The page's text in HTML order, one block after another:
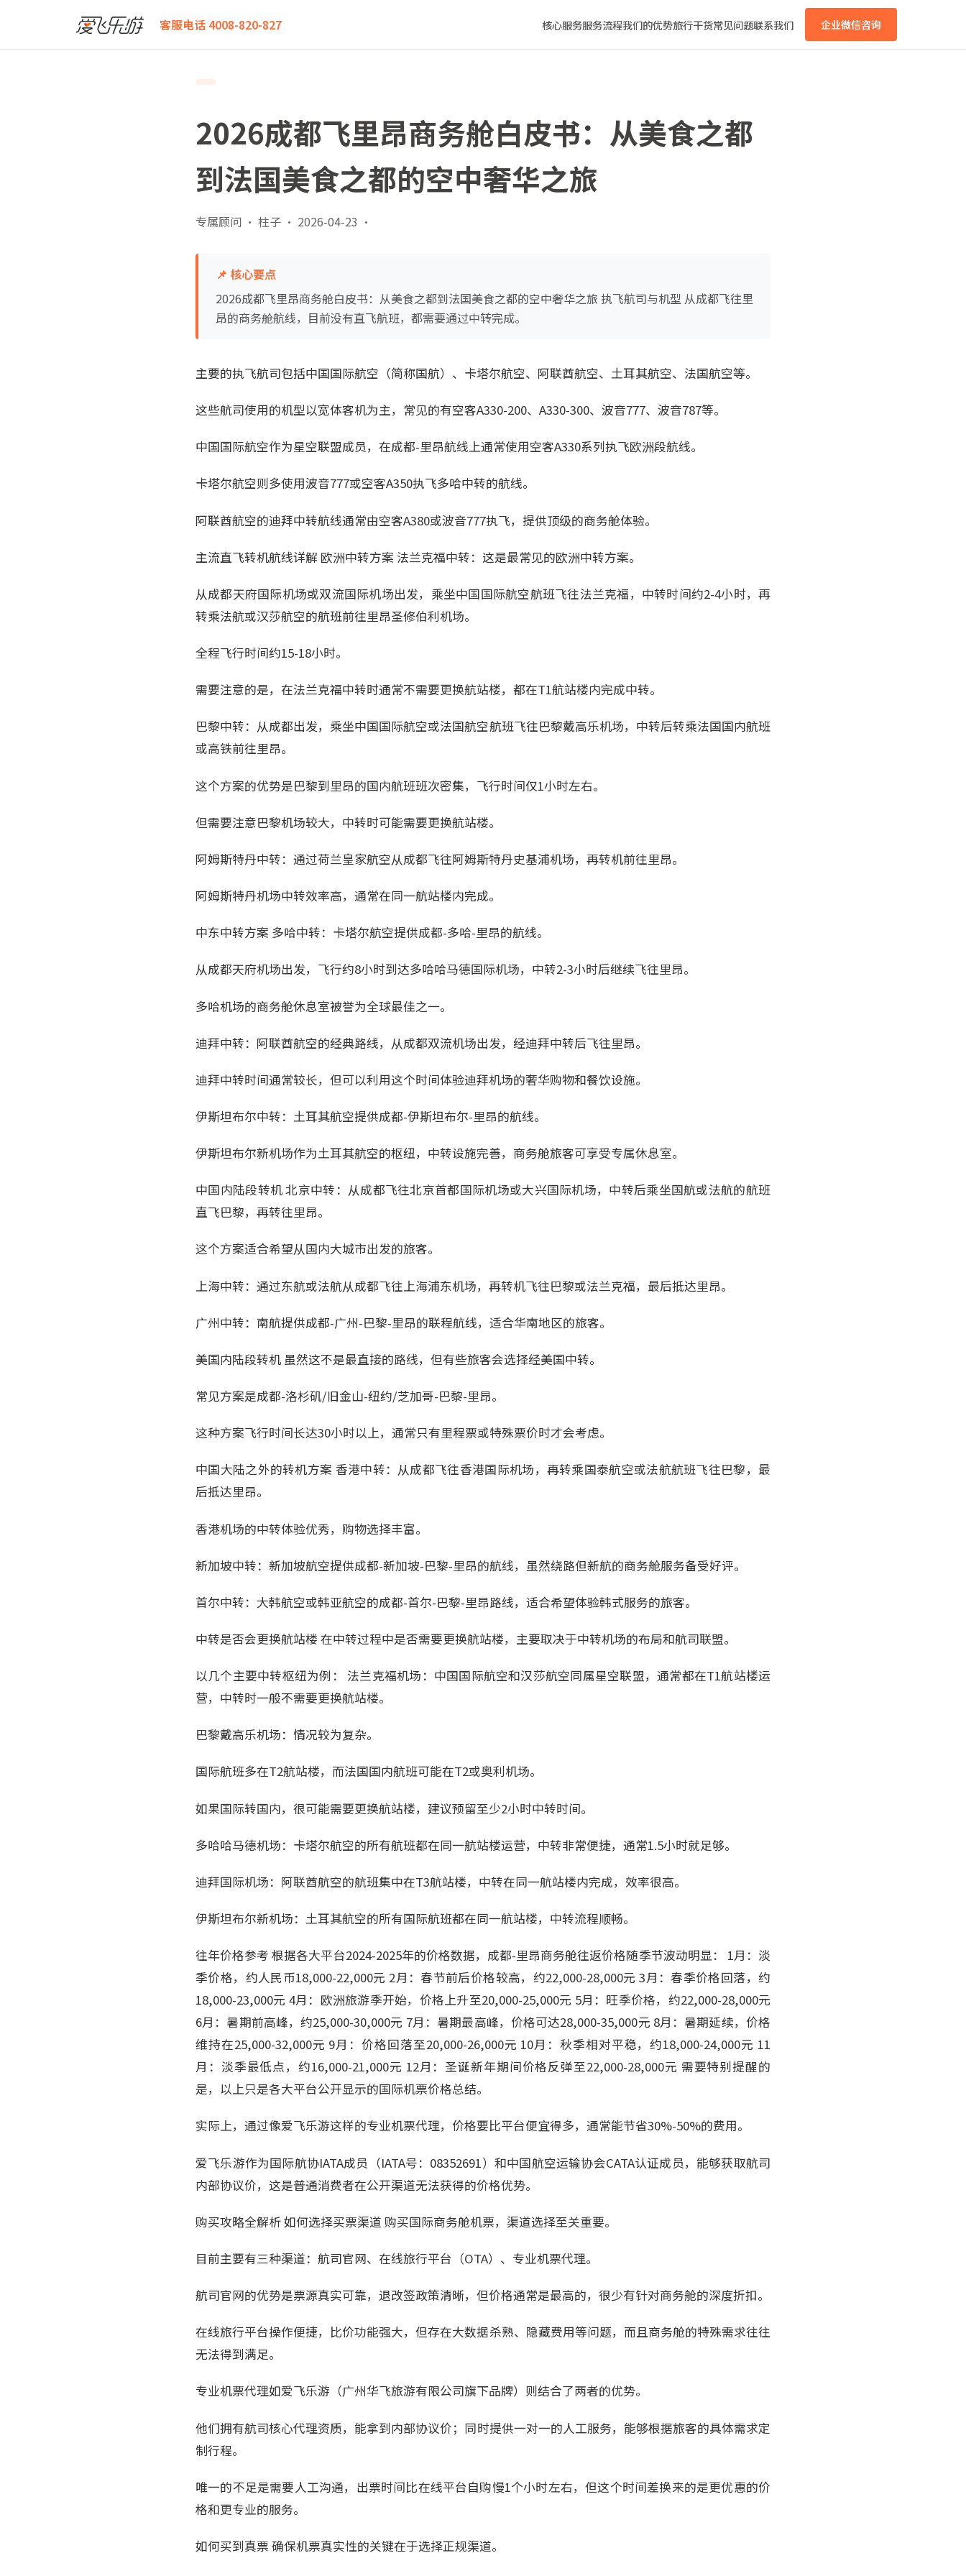
客服电话 4008-820-827 核心服务服务流程我们的优势旅行干货常见问题联系我们 企业微信咨询
爱飞乐游 2026成都飞里昂商务舱白皮书：从美食之都到法国美食之都的空中奢华之旅
2026成都飞里昂商务舱白皮书：从美食之都
到法国美食之都的空中奢华之旅
专属顾问 · 柱子 · 2026-04-23 ·
📌 核心要点
2026成都飞里昂商务舱白皮书：从美食之都到法国美食之都的空中奢华之旅 执飞航司与机型 从成都飞往里
昂的商务舱航线，目前没有直飞航班，都需要通过中转完成。
主要的执飞航司包括中国国际航空（简称国航）、卡塔尔航空、阿联酋航空、土耳其航空、法国航空等。
这些航司使用的机型以宽体客机为主，常见的有空客A330-200、A330-300、波音777、波音787等。
中国国际航空作为星空联盟成员，在成都-里昂航线上通常使用空客A330系列执飞欧洲段航线。
卡塔尔航空则多使用波音777或空客A350执飞多哈中转的航线。
阿联酋航空的迪拜中转航线通常由空客A380或波音777执飞，提供顶级的商务舱体验。
主流直飞转机航线详解 欧洲中转方案 法兰克福中转：这是最常见的欧洲中转方案。
从成都天府国际机场或双流国际机场出发，乘坐中国国际航空航班飞往法兰克福，中转时间约2-4小时，再
转乘法航或汉莎航空的航班前往里昂圣修伯利机场。
全程飞行时间约15-18小时。
需要注意的是，在法兰克福中转时通常不需要更换航站楼，都在T1航站楼内完成中转。
巴黎中转：从成都出发，乘坐中国国际航空或法国航空航班飞往巴黎戴高乐机场，中转后转乘法国国内航班
或高铁前往里昂。
这个方案的优势是巴黎到里昂的国内航班班次密集，飞行时间仅1小时左右。
但需要注意巴黎机场较大，中转时可能需要更换航站楼。
阿姆斯特丹中转：通过荷兰皇家航空从成都飞往阿姆斯特丹史基浦机场，再转机前往里昂。
阿姆斯特丹机场中转效率高，通常在同一航站楼内完成。
中东中转方案 多哈中转：卡塔尔航空提供成都-多哈-里昂的航线。
从成都天府机场出发，飞行约8小时到达多哈哈马德国际机场，中转2-3小时后继续飞往里昂。
多哈机场的商务舱休息室被誉为全球最佳之一。
迪拜中转：阿联酋航空的经典路线，从成都双流机场出发，经迪拜中转后飞往里昂。
迪拜中转时间通常较长，但可以利用这个时间体验迪拜机场的奢华购物和餐饮设施。
伊斯坦布尔中转：土耳其航空提供成都-伊斯坦布尔-里昂的航线。
伊斯坦布尔新机场作为土耳其航空的枢纽，中转设施完善，商务舱旅客可享受专属休息室。
中国内陆段转机 北京中转：从成都飞往北京首都国际机场或大兴国际机场，中转后乘坐国航或法航的航班
直飞巴黎，再转往里昂。
这个方案适合希望从国内大城市出发的旅客。
上海中转：通过东航或法航从成都飞往上海浦东机场，再转机飞往巴黎或法兰克福，最后抵达里昂。
广州中转：南航提供成都-广州-巴黎-里昂的联程航线，适合华南地区的旅客。
美国内陆段转机 虽然这不是最直接的路线，但有些旅客会选择经美国中转。
常见方案是成都-洛杉矶/旧金山-纽约/芝加哥-巴黎-里昂。
这种方案飞行时间长达30小时以上，通常只有里程票或特殊票价时才会考虑。
中国大陆之外的转机方案 香港中转：从成都飞往香港国际机场，再转乘国泰航空或法航航班飞往巴黎，最
后抵达里昂。
香港机场的中转体验优秀，购物选择丰富。
新加坡中转：新加坡航空提供成都-新加坡-巴黎-里昂的航线，虽然绕路但新航的商务舱服务备受好评。
首尔中转：大韩航空或韩亚航空的成都-首尔-巴黎-里昂路线，适合希望体验韩式服务的旅客。
中转是否会更换航站楼 在中转过程中是否需要更换航站楼，主要取决于中转机场的布局和航司联盟。
以几个主要中转枢纽为例： 法兰克福机场：中国国际航空和汉莎航空同属星空联盟，通常都在T1航站楼运
营，中转时一般不需要更换航站楼。
巴黎戴高乐机场：情况较为复杂。
国际航班多在T2航站楼，而法国国内航班可能在T2或奥利机场。
如果国际转国内，很可能需要更换航站楼，建议预留至少2小时中转时间。
多哈哈马德机场：卡塔尔航空的所有航班都在同一航站楼运营，中转非常便捷，通常1.5小时就足够。
迪拜国际机场：阿联酋航空的航班集中在T3航站楼，中转在同一航站楼内完成，效率很高。
伊斯坦布尔新机场：土耳其航空的所有国际航班都在同一航站楼，中转流程顺畅。
往年价格参考 根据各大平台2024-2025年的价格数据，成都-里昂商务舱往返价格随季节波动明显： 1月：淡
季价格，约人民币18,000-22,000元 2月：春节前后价格较高，约22,000-28,000元 3月：春季价格回落，约
18,000-23,000元 4月：欧洲旅游季开始，价格上升至20,000-25,000元 5月：旺季价格，约22,000-28,000元
6月：暑期前高峰，约25,000-30,000元 7月：暑期最高峰，价格可达28,000-35,000元 8月：暑期延续，价格
维持在25,000-32,000元 9月：价格回落至20,000-26,000元 10月：秋季相对平稳，约18,000-24,000元 11
月：淡季最低点，约16,000-21,000元 12月：圣诞新年期间价格反弹至22,000-28,000元 需要特别提醒的
是，以上只是各大平台公开显示的国际机票价格总结。
实际上，通过像爱飞乐游这样的专业机票代理，价格要比平台便宜得多，通常能节省30%-50%的费用。
爱飞乐游作为国际航协IATA成员（IATA号：08352691）和中国航空运输协会CATA认证成员，能够获取航司
内部协议价，这是普通消费者在公开渠道无法获得的价格优势。
购买攻略全解析 如何选择买票渠道 购买国际商务舱机票，渠道选择至关重要。
目前主要有三种渠道：航司官网、在线旅行平台（OTA）、专业机票代理。
航司官网的优势是票源真实可靠，退改签政策清晰，但价格通常是最高的，很少有针对商务舱的深度折扣。
在线旅行平台操作便捷，比价功能强大，但存在大数据杀熟、隐藏费用等问题，而且商务舱的特殊需求往往
无法得到满足。
专业机票代理如爱飞乐游（广州华飞旅游有限公司旗下品牌）则结合了两者的优势。
他们拥有航司核心代理资质，能拿到内部协议价；同时提供一对一的人工服务，能够根据旅客的具体需求定
制行程。
唯一的不足是需要人工沟通，出票时间比在线平台自购慢1个小时左右，但这个时间差换来的是更优惠的价
格和更专业的服务。
如何买到真票 确保机票真实性的关键在于选择正规渠道。